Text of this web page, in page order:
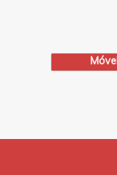
Móvel